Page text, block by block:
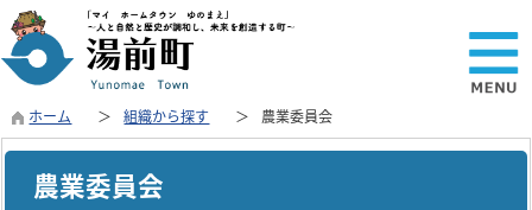
ホーム 組織から探す 農業委員会
農業委員会